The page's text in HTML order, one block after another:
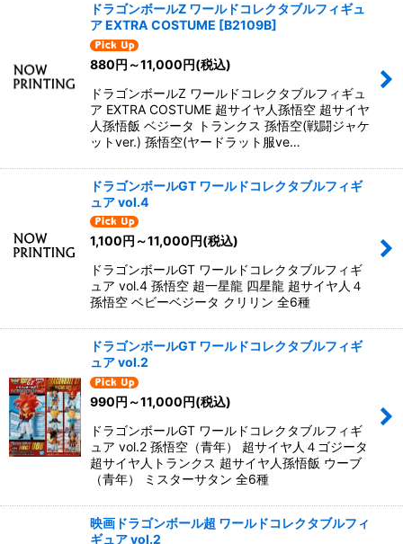
ドラゴンボールZ ワールドコレクタブルフィギュ
ア EXTRA COSTUME [B2109B]
880円 ～11,000円(税込)
ドラゴンボールZ ワールドコレクタブルフィギュ
ア EXTRA COSTUME 超サイヤ人孫悟空 超サイヤ
人孫悟飯 ベジータ トランクス 孫悟空(戦闘ジャケ
ットver.) 孫悟空(ヤードラット服ve…
ドラゴンボールGT ワールドコレクタブルフィギ
ュア vol.4
1,100円 ～11,000円(税込)
ドラゴンボールGT ワールドコレクタブルフィギ
ュア vol.4 孫悟空 超一星龍 四星龍 超サイヤ人４
孫悟空 ベビーベジータ クリリン 全6種
ドラゴンボールGT ワールドコレクタブルフィギ
ュア vol.2
990円 ～11,000円(税込)
ドラゴンボールGT ワールドコレクタブルフィギ
ュア vol.2 孫悟空（青年） 超サイヤ人４ゴジータ
超サイヤ人トランクス 超サイヤ人孫悟飯 ウーブ
（青年） ミスターサタン 全6種
映画ドラゴンボール超 ワールドコレクタブルフィ
ギュア vol.2